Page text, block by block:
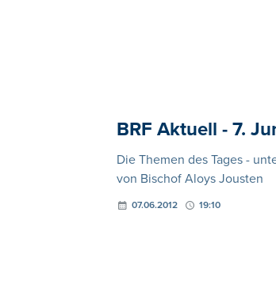
BRF Aktuell - 7.
Die Themen des Tages -
von Bischof Aloys Jousten
07.06.2012 19:10